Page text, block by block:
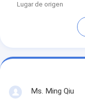
Lugar de origen
Ms. Ming Qiu